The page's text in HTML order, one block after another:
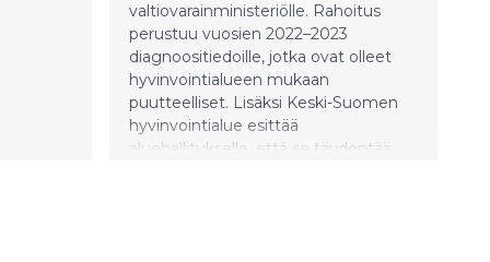
valtiovarainministeriölle. Rahoitus
perustuu vuosien 2022–2023
diagnoositiedoille, jotka ovat olleet
hyvinvointialueen mukaan
puutteelliset. Lisäksi Keski-Suomen
hyvinvointialue esittää
aluehallitukselle, että se täydentää